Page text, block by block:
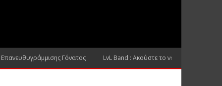
Γόνατος LvL Band : Ακούστε το νέο τους τραγούδι